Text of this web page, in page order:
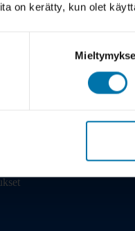
on kerätty, kun olet